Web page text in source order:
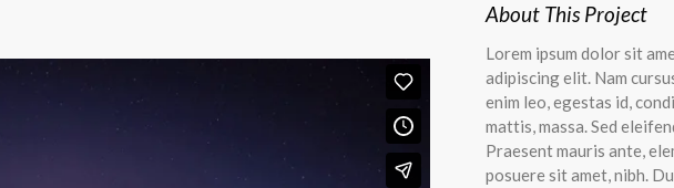
About This Project
Lorem ipsum dolor sit
adipiscing elit. Nam
enim leo, egestas id,
mattis, massa. Sed
Praesent mauris ante,
posuere sit amet, nibh.